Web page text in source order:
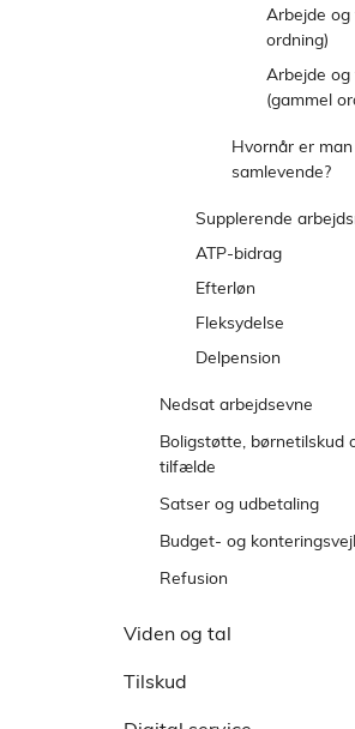
Arbejde
ordning)
Arbejde
(gammel
Hvornår er
samlevende?
Supplerende
ATP-bidrag
Efterløn
Fleksydelse
Delpension
Nedsat arbejdsevne
Fleksløntilskud
Ledighedsydelse
Revalideringsydelse
Tilskud til
Boligstøtte, børnetilskud
tilfælde
Boligstøtte
Boligydelse
Børnetilskud
Hjælp i særlige
Satser og udbetaling
Satser
Udbetalinger fra
Budget- og
Funktionsområder
Spørgsmål og svar
Refusion
Viden og tal
Tilskud